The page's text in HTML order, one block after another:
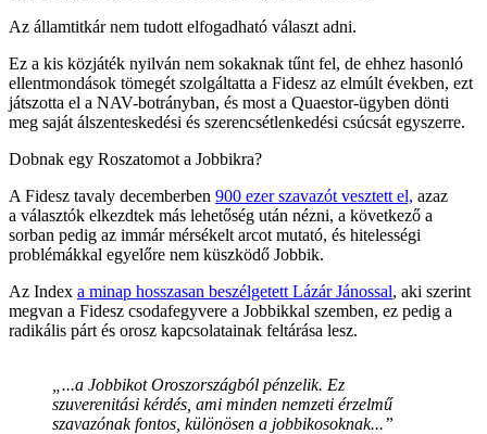
Az államtitkár nem tudott elfogadható választ adni.
Ez a kis közjáték nyilván nem sokaknak tűnt fel, de ehhez hasonló
ellentmondások tömegét szolgáltatta a Fidesz az elmúlt években, ezt
játszotta el a NAV-botrányban, és most a Quaestor-ügyben dönti
meg saját álszenteskedési és szerencsétlenkedési csúcsát egyszerre.
Dobnak egy Roszatomot a Jobbikra?
A Fidesz tavaly decemberben 900 ezer szavazót vesztett el, azaz
a választók elkezdtek más lehetőség után nézni, a következő a
sorban pedig az immár mérsékelt arcot mutató, és hitelességi
problémákkal egyelőre nem küszködő Jobbik.
Az Index a minap hosszasan beszélgetett Lázár Jánossal, aki szerint
megvan a Fidesz csodafegyvere a Jobbikkal szemben, ez pedig a
radikális párt és orosz kapcsolatainak feltárása lesz.
„...a Jobbikot Oroszországból pénzelik. Ez
szuverenitási kérdés, ami minden nemzeti érzelmű
szavazónak fontos, különösen a jobbikosoknak...”